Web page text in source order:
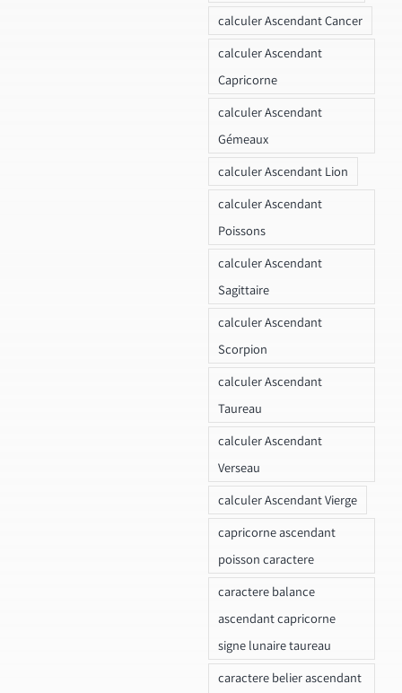
calculer Ascendant Cancer
calculer Ascendant
Capricorne
calculer Ascendant
Gémeaux
calculer Ascendant Lion
calculer Ascendant
Poissons
calculer Ascendant
Sagittaire
calculer Ascendant
Scorpion
calculer Ascendant
Taureau
calculer Ascendant
Verseau
calculer Ascendant Vierge
capricorne ascendant
poisson caractere
caractere balance
ascendant capricorne
signe lunaire taureau
caractere belier ascendant